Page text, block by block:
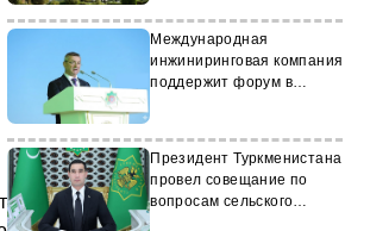
Международная
инжиниринговая компания
поддержит форум в
Президент Туркменистана
провел совещание по
вопросам сельского